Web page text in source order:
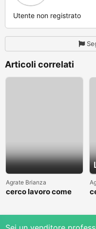
Utente non registrato
Articoli correlati
Agrate Brianza
cerco lavoro come